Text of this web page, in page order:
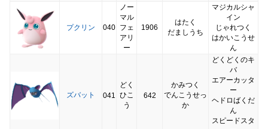
プクリン 040
ノー
マル
フェ
アリ
ー
1906
はたく
だましうち
マジカルシャ
イン
じゃれつく
はかいこうせ
ん
ズバット 041
どく
ひこ
う
642
かみつく
でんこうせっ
か
どくどくのキ
バ
エアーカッタ
ー
ヘドロばくだ
ん
スピードスタ